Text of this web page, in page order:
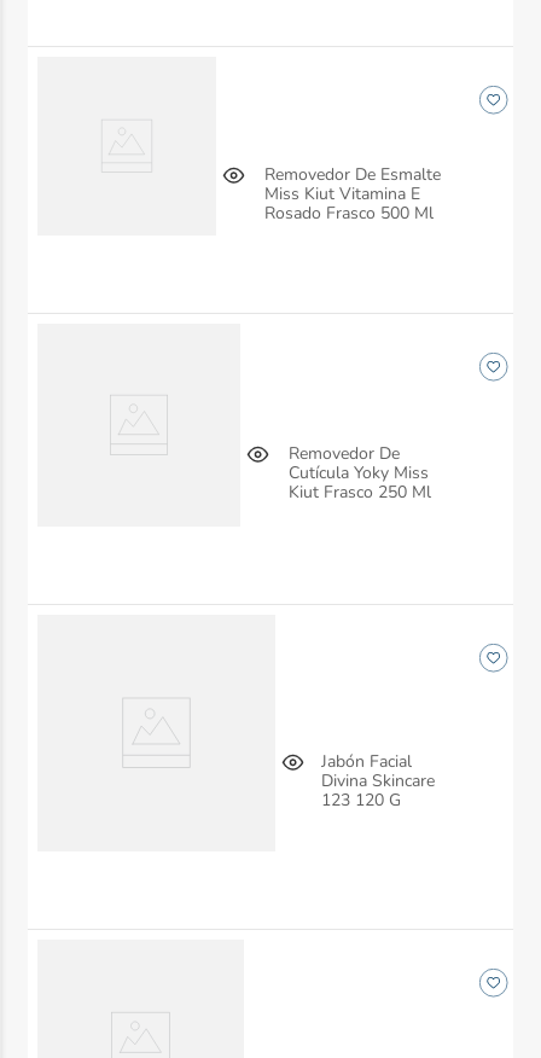
Removedor De Esmalte
Miss Kiut Vitamina E
Rosado Frasco 500 Ml
Removedor De
Cutícula Yoky Miss
Kiut Frasco 250 Ml
Jabón Facial
Divina Skincare
123 120 G